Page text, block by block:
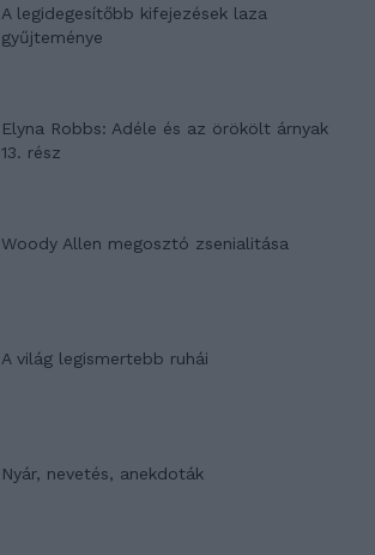
A legidegesítőbb kifejezések laza
gyűjteménye
Elyna Robbs: Adéle és az örökölt árnyak
13. rész
Woody Allen megosztó zsenialitása
A világ legismertebb ruhái
Nyár, nevetés, anekdoták